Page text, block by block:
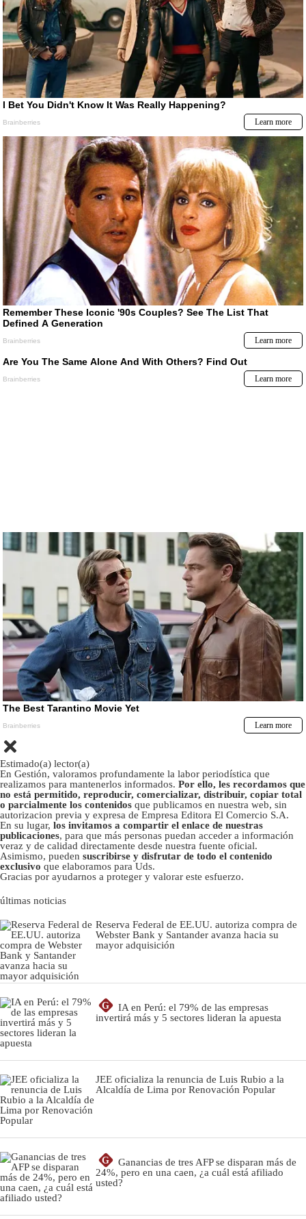
Estimado(a) lector(a)
En Gestión, valoramos profundamente la labor periodística que
realizamos para mantenerlos informados. Por ello, les recordamos que
no está permitido, reproducir, comercializar, distribuir, copiar total
o parcialmente los contenidos que publicamos en nuestra web, sin
autorizacion previa y expresa de Empresa Editora El Comercio S.A.
En su lugar, los invitamos a compartir el enlace de nuestras
publicaciones, para que más personas puedan acceder a información
veraz y de calidad directamente desde nuestra fuente oficial.
Asimismo, pueden suscribirse y disfrutar de todo el contenido
exclusivo que elaboramos para Uds.
Gracias por ayudarnos a proteger y valorar este esfuerzo.
últimas noticias
Reserva Federal de EE.UU. autoriza compra de
Webster Bank y Santander avanza hacia su
mayor adquisición
G
IA en Perú: el 79% de las empresas
invertirá más y 5 sectores lideran la apuesta
JEE oficializa la renuncia de Luis Rubio a la
Alcaldía de Lima por Renovación Popular
G
Ganancias de tres AFP se disparan más de
24%, pero en una caen, ¿a cuál está afiliado
usted?